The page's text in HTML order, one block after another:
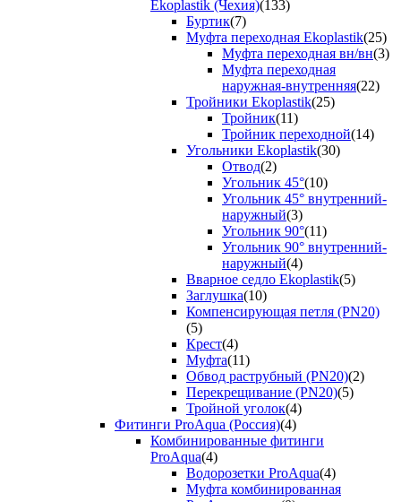
Ekoplastik (Чехия)(133)
Буртик(7)
Муфта переходная Ekoplastik(25)
Муфта переходная вн/вн(3)
Муфта переходная
наружная-внутренняя(22)
Тройники Ekoplastik(25)
Тройник(11)
Тройник переходной(14)
Угольники Ekoplastik(30)
Отвод(2)
Угольник 45°(10)
Угольник 45° внутренний-
наружный(3)
Угольник 90°(11)
Угольник 90° внутренний-
наружный(4)
Вварное седло Ekoplastik(5)
Заглушка(10)
Компенсирующая петля (PN20)
(5)
Крест(4)
Муфта(11)
Обвод раструбный (PN20)(2)
Перекрещивание (PN20)(5)
Тройной уголок(4)
Фитинги ProAqua (Россия)(4)
Комбинированные фитинги
ProAqua(4)
Водорозетки ProAqua(4)
Муфта комбинированная